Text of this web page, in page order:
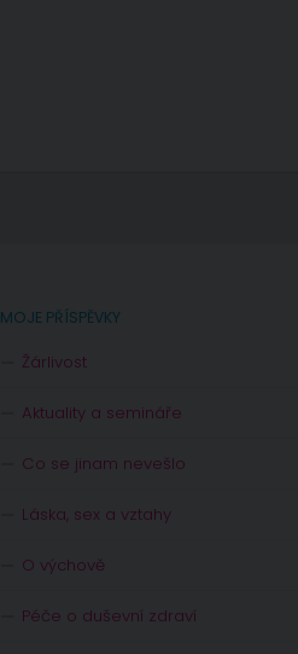
MOJE PŘÍSPĚVKY
Žárlivost
Aktuality a semináře
Co se jinam nevešlo
Láska, sex a vztahy
O výchově
Péče o duševní zdraví